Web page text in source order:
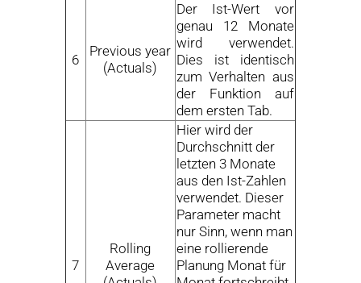
6
Previous year
(Actuals)
Der Ist-Wert vor
genau 12 Monate
wird verwendet.
Dies ist identisch
zum Verhalten aus
der Funktion auf
dem ersten Tab.
7
Rolling
Average
Hier wird der
Durchschnitt der
letzten 3 Monate
aus den Ist-Zahlen
verwendet. Dieser
Parameter macht
nur Sinn, wenn man
eine rollierende
Planung Monat für